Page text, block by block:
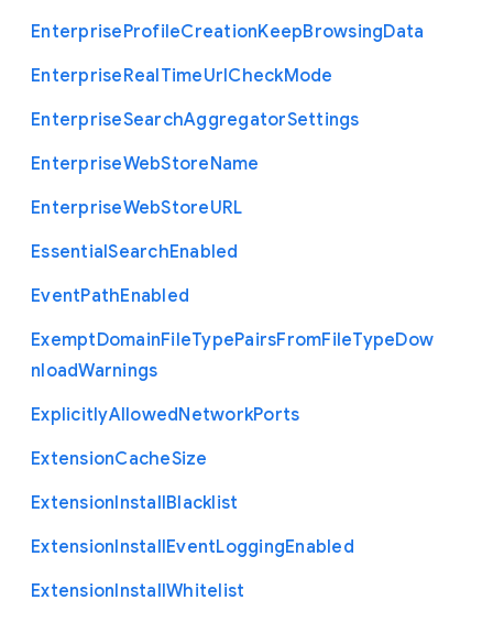
EnterpriseProfileCreationKeepBrowsingData
EnterpriseRealTimeUrlCheckMode
EnterpriseSearchAggregatorSettings
EnterpriseWebStoreName
EnterpriseWebStoreURL
EssentialSearchEnabled
EventPathEnabled
ExemptDomainFileTypePairsFromFileTypeDow
nloadWarnings
ExplicitlyAllowedNetworkPorts
ExtensionCacheSize
ExtensionInstallBlacklist
ExtensionInstallEventLoggingEnabled
ExtensionInstallWhitelist